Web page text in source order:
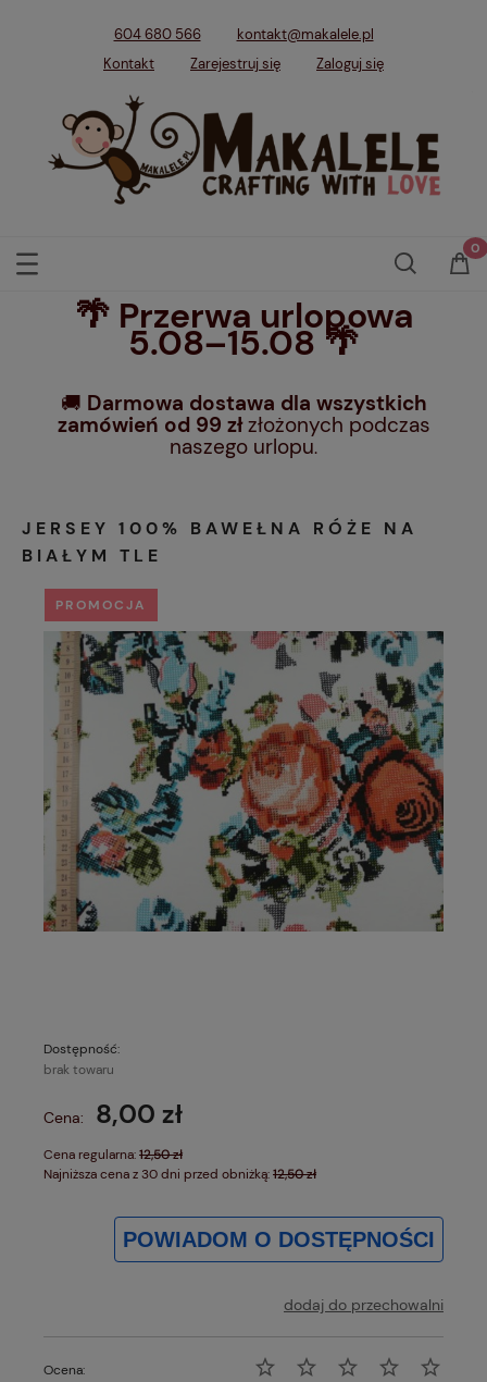
604 680 566
kontakt@makalele.pl
Kontakt
Zarejestruj się Zaloguj się
🌴 Przerwa urlopowa
5.08–15.08 🌴
🚚 Darmowa dostawa dla wszystkich
zamówień od 99 złzłożonych podczas
naszego urlopu.
JERSEY 100% BAWEŁNA RÓŻE NA
BIAŁYM TLE
PROMOCJA
Dostępność:
brak towaru
Cena: 8,00 zł
Cena regularna:12,50 zł
Najniższa cena z 30 dni przed obniżką:12,50 zł
POWIADOM O DOSTĘPNOŚCI
dodaj do przechowalni
Ocena: